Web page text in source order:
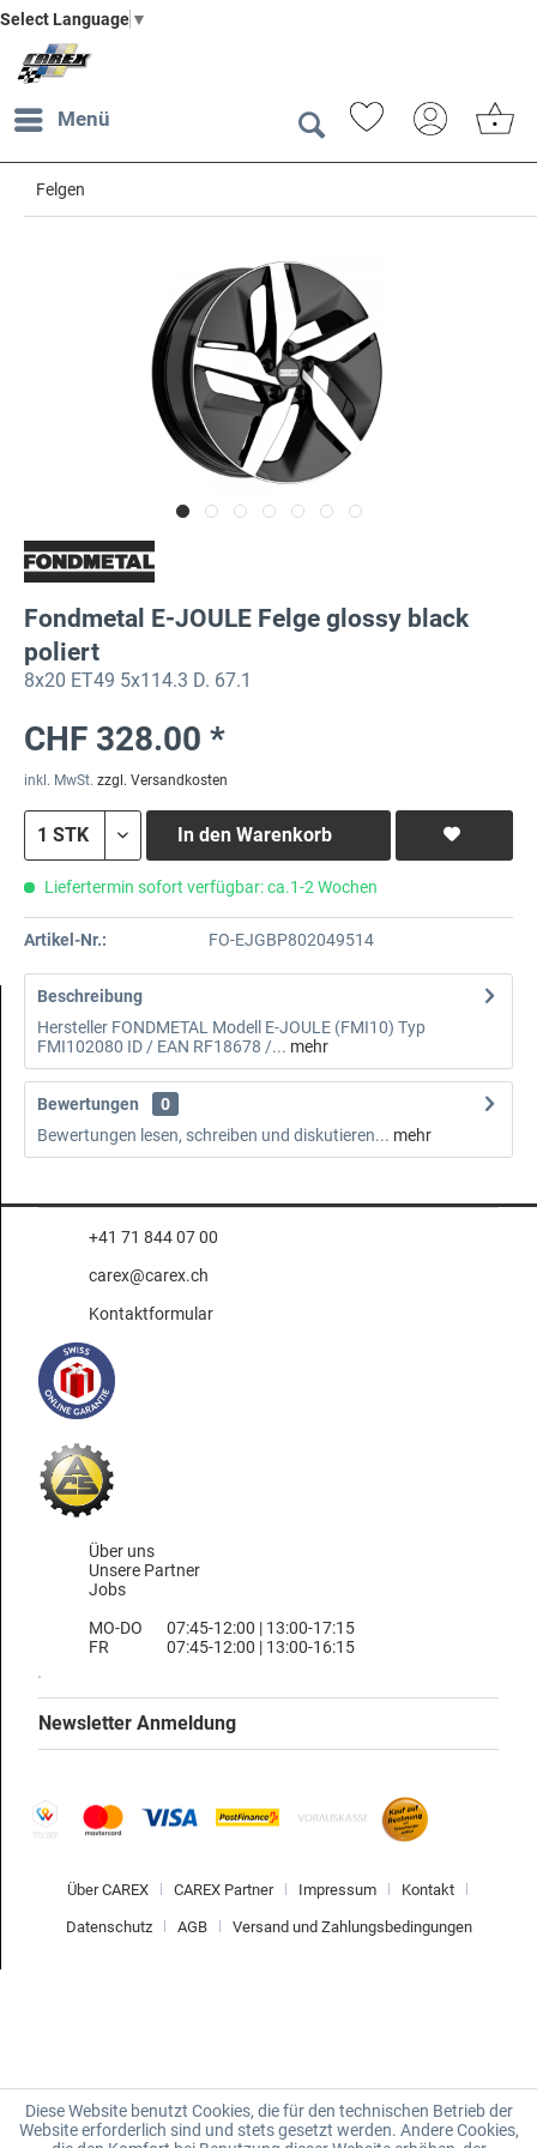
Select Language ▼
Menü
Felgen
Fondmetal E-JOULE Felge glossy black
poliert
8x20 ET49 5x114.3 D. 67.1
CHF 328.00 *
inkl. MwSt. zzgl. Versandkosten
In den Warenkorb
Liefertermin sofort verfügbar: ca.1-2 Wochen
Artikel-Nr.: FO-EJGBP802049514
Beschreibung
Hersteller FONDMETAL Modell E-JOULE (FMI10) Typ
FMI102080 ID / EAN RF18678 /... mehr
Bewertungen
0
Bewertungen lesen, schreiben und diskutieren... mehr
+41 71 844 07 00
carex@carex.ch
Kontaktformular
Über uns
Unsere Partner
Jobs
MO-DO
FR
07:45-12:00 | 13:00-17:15
07:45-12:00 | 13:00-16:15
Newsletter Anmeldung
Über CAREX CAREX Partner Impressum Kontakt
Datenschutz AGB Versand und Zahlungsbedingungen
Diese Website benutzt Cookies, die für den technischen Betrieb der
Website erforderlich sind und stets gesetzt werden. Andere Cookies,